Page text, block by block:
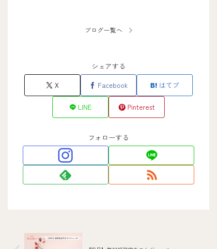
ブログ一覧へ
シェアする
X
Facebook はてブ
LINE Pinterest
フォローする